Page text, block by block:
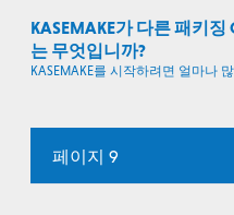
KASEMAKE가 다른 패키
는 무엇입니까?
KASEMAKE를 시작하려면 얼마나
페이지 9